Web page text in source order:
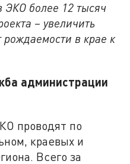
ЭКО более 12 тысяч
– увеличить
в крае к
администрации
проводят по
краевых и
Всего за